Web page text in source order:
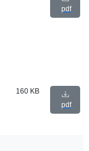
pdf
160 KB
pdf